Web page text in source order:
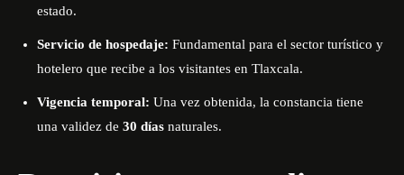
estado.
Servicio de hospedaje: Fundamental para el sector turístico y
hotelero que recibe a los visitantes en Tlaxcala.
Vigencia temporal: Una vez obtenida, la constancia tiene
una validez de 30 días naturales.